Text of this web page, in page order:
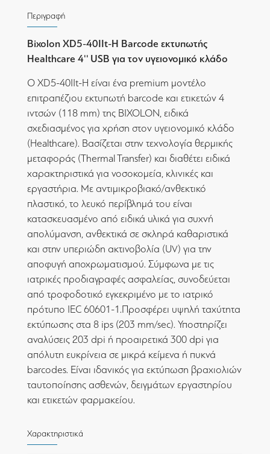
Περιγραφή
Bixolon XD5-40IIt-H Barcode εκτυπωτής
Healthcare 4'' USB για τον υγειονομικό κλάδο
Ο XD5-40IIt-H είναι ένα premium μοντέλο
επιτραπέζιου εκτυπωτή barcode και ετικετών 4
ιντσών (118 mm) της BIXOLON, ειδικά
σχεδιασμένος για χρήση στον υγειονομικό κλάδο
(Healthcare). Βασίζεται στην τεχνολογία θερμικής
μεταφοράς (Thermal Transfer) και διαθέτει ειδικά
χαρακτηριστικά για νοσοκομεία, κλινικές και
εργαστήρια. Με αντιμικροβιακό/ανθεκτικό
πλαστικό, το λευκό περίβλημά του είναι
κατασκευασμένο από ειδικά υλικά για συχνή
απολύμανση, ανθεκτικά σε σκληρά καθαριστικά
και στην υπεριώδη ακτινοβολία (UV) για την
αποφυγή αποχρωματισμού. Σύμφωνα με τις
ιατρικές προδιαγραφές ασφαλείας, συνοδεύεται
από τροφοδοτικό εγκεκριμένο με το ιατρικό
πρότυπο IEC 60601-1.Προσφέρει υψηλή ταχύτητα
εκτύπωσης στα 8 ips (203 mm/sec). Υποστηρίζει
αναλύσεις 203 dpi ή προαιρετικά 300 dpi για
απόλυτη ευκρίνεια σε μικρά κείμενα ή πυκνά
barcodes. Είναι ιδανικός για εκτύπωση βραχιολιών
ταυτοποίησης ασθενών, δειγμάτων εργαστηρίου
και ετικετών φαρμακείου.
Χαρακτηριστικά